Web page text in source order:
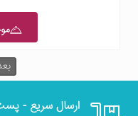
ارسال سریع -